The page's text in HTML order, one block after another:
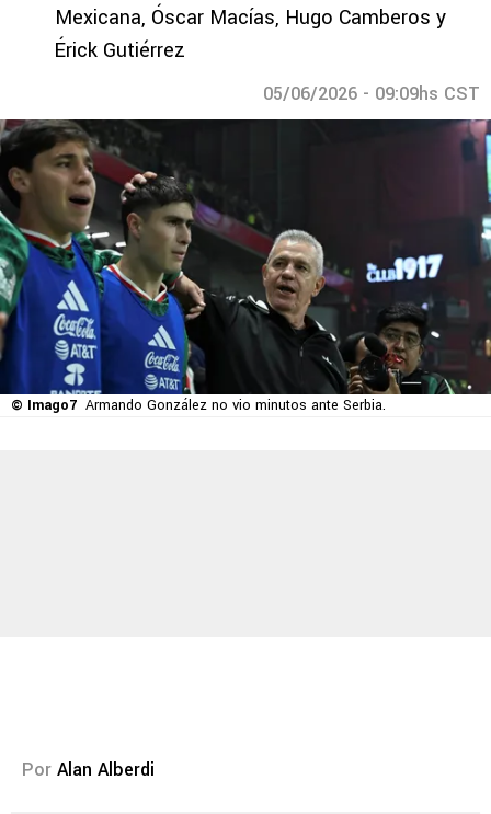
Mexicana, Óscar Macías, Hugo Camberos y
Érick Gutiérrez
05/06/2026 - 09:09hs CST
© Imago7 Armando González no vio minutos ante Serbia.
Por Alan Alberdi